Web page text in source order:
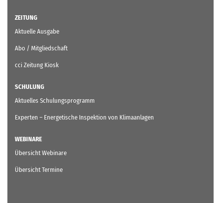
ZEITUNG
Aktuelle Ausgabe
Abo / Mitgliedschaft
cci Zeitung Kiosk
SCHULUNG
Aktuelles Schulungsprogramm
Experten – Energetische Inspektion von Klimaanlagen
WEBINARE
Übersicht Webinare
Übersicht Termine